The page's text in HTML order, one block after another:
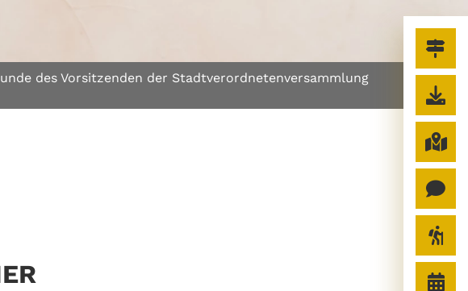
des Vorsitzenden der Stadtverordnetenversammlung